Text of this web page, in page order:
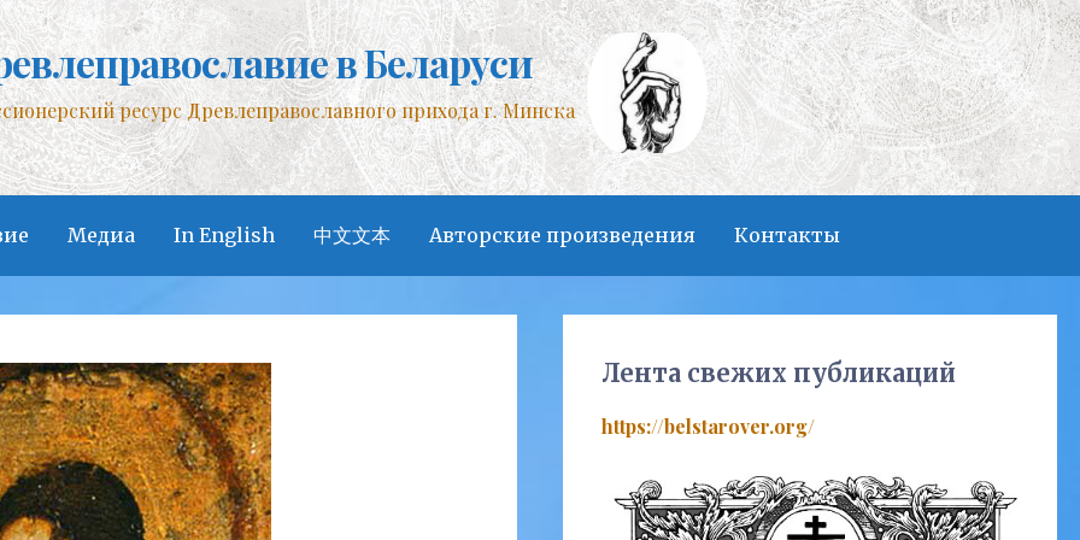
в Беларуси
ресурс Древлеправославного прихода г. Минска
Медиа In English 中文文本 Авторские произведения Контакты
Лента свежих публикаций
https://belstarover.org/